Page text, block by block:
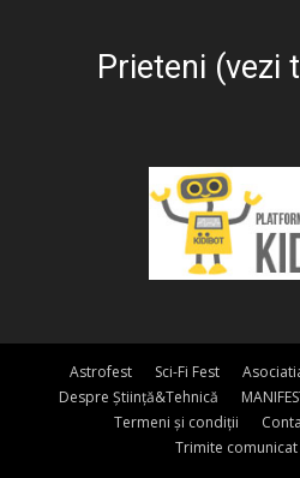
Prieteni (vezi
Astrofest Sci-Fi Fest
Despre Știință&Tehnică
Termeni și condiții
Trimite